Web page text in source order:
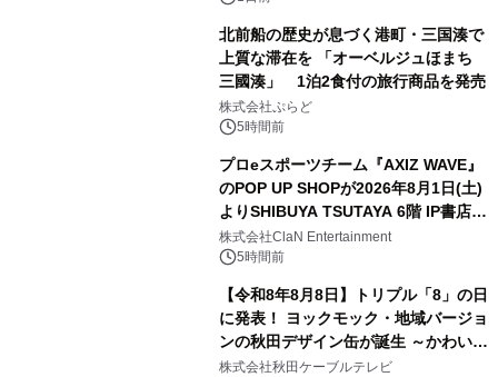
北前船の歴史が息づく港町・三国湊で
上質な滞在を 「オーベルジュほまち
三國湊」 1泊2食付の旅行商品を発売
株式会社ぷらど
5時間前
プロeスポーツチーム『AXIZ WAVE』
のPOP UP SHOPが2026年8月1日(土)
よりSHIBUYA TSUTAYA 6階 IP書店で
開催決定！！
株式会社ClaN Entertainment
5時間前
【令和8年8月8日】トリプル「8」の日
に発表！ ヨックモック・地域バージョ
ンの秋田デザイン缶が誕生 ～かわいい
秋田犬の子犬と秋田の四季と名所を巡
株式会社秋田ケーブルテレビ